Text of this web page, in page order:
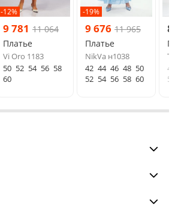
-12%
9 781 11 064
Платье
Vi Oro 1183
50 52 54 56 58
60
-19%
9 676 11 965
Платье
NikVa н1038
42 44 46 48 50
52 54 56 58 60